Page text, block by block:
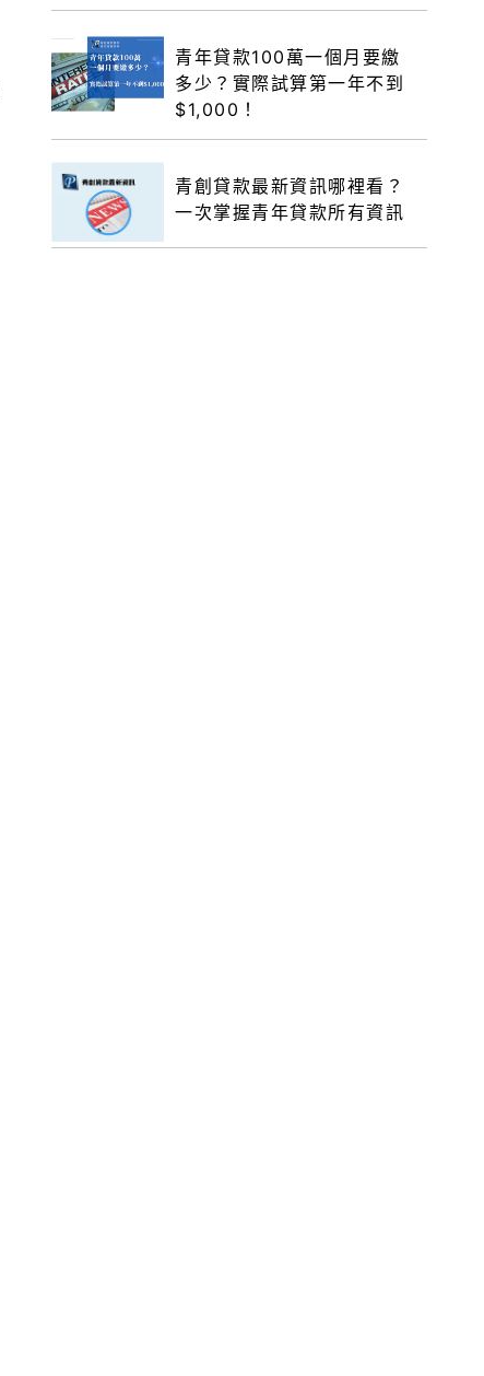
青年貸款100萬一個月要繳
多少？實際試算第一年不到
$1,000！
青創貸款最新資訊哪裡看？
一次掌握青年貸款所有資訊